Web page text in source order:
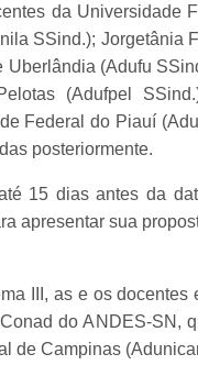
da Universidade
SSind.); Jorgetânia
Uberlândia (Adufu
(Adufpel
Federal do Piauí
posteriormente.
15 dias antes da
apresentar sua
III, as e os
do ANDES-SN,
de Campinas